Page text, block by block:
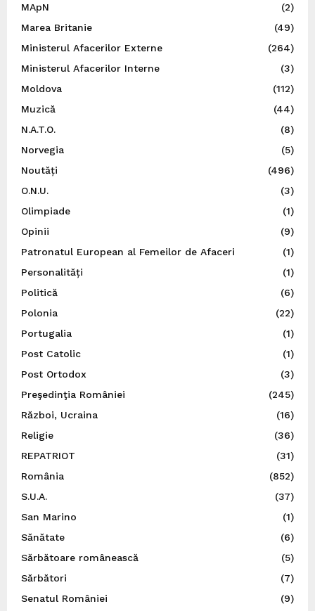
MApN
(2)
Marea Britanie
(49)
Ministerul Afacerilor Externe
(264)
Ministerul Afacerilor Interne
(3)
Moldova
(112)
Muzică
(44)
N.A.T.O.
(8)
Norvegia
(5)
Noutăți
(496)
O.N.U.
(3)
Olimpiade
(1)
Opinii
(9)
Patronatul European al Femeilor de Afaceri
(1)
Personalități
(1)
Politică
(6)
Polonia
(22)
Portugalia
(1)
Post Catolic
(1)
Post Ortodox
(3)
Preşedinţia României
(245)
Război, Ucraina
(16)
Religie
(36)
REPATRIOT
(31)
România
(852)
S.U.A.
(37)
San Marino
(1)
Sănătate
(6)
Sărbătoare românească
(5)
Sărbători
(7)
Senatul României
(9)